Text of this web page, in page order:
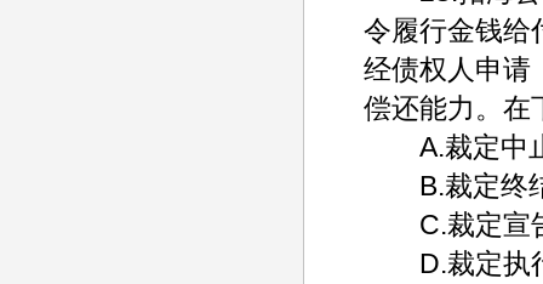
令履行金钱给
经债权人申请
偿还能力。在
A.裁定中止
B.裁定终
C.裁定宣
D.裁定执行